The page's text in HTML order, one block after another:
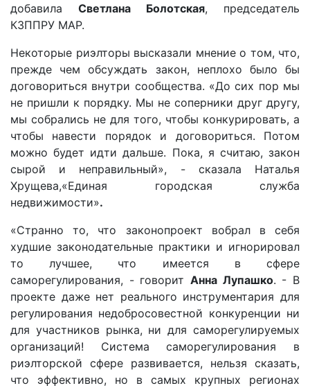
добавила Светлана Болотская, председатель
КЗППРУ МАР.
Некоторые риэлторы высказали мнение о том, что,
прежде чем обсуждать закон, неплохо было бы
договориться внутри сообщества. «До сих пор мы
не пришли к порядку. Мы не соперники друг другу,
мы собрались не для того, чтобы конкурировать, а
чтобы навести порядок и договориться. Потом
можно будет идти дальше. Пока, я считаю, закон
сырой и неправильный», - сказала Наталья
Хрущева,«Единая городская служба
недвижимости».
«Странно то, что законопроект вобрал в себя
худшие законодательные практики и игнорировал
то лучшее, что имеется в сфере
саморегулирования, - говорит Анна Лупашко. - В
проекте даже нет реального инструментария для
регулирования недобросовестной конкуренции ни
для участников рынка, ни для саморегулируемых
организаций! Система саморегулирования в
риэлторской сфере развивается, нельзя сказать,
что эффективно, но в самых крупных регионах